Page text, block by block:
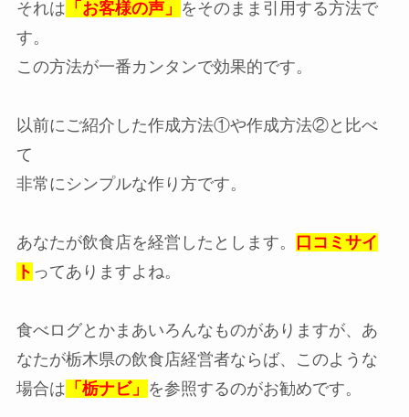
それは 「お客様の声」 をそのまま引用する方法で
す。
この方法が一番カンタンで効果的です。
以前にご紹介した作成方法①や作成方法②と比べ
て
非常にシンプルな作り方です。
あなたが飲食店を経営したとします。
口コミサイ
ト ってありますよね。
食べログとかまあいろんなものがありますが、あ
なたが栃木県の飲食店経営者ならば、このような
場合は 「栃ナビ」 を参照するのがお勧めです。